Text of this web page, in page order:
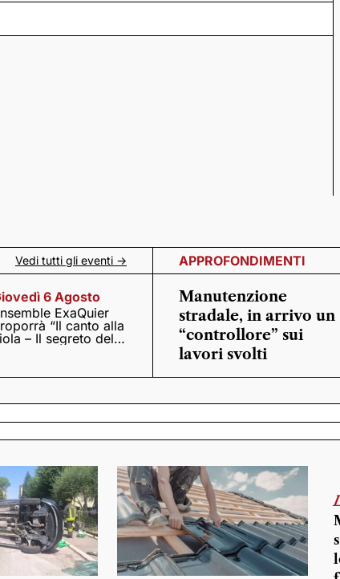
Vedi tutti gli eventi ->
6 Agosto
ExaQuier
“Il canto alla
– Il segreto del
APPROFONDIMENTI
Manutenzione
stradale, in arrivo un
“controllore” sui
lavori svolti